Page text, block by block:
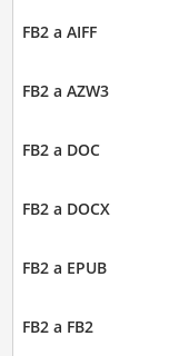
FB2 a AIFF
FB2 a AZW3
FB2 a DOC
FB2 a DOCX
FB2 a EPUB
FB2 a FB2